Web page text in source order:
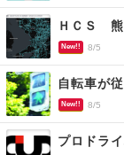
ＨＣＳ 熊
New!! 8/5
New!! 8/5
プロドラ